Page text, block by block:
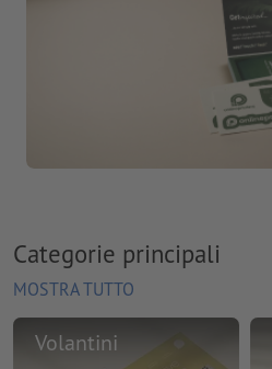
Categorie principali
MOSTRA TUTTO
Volantini